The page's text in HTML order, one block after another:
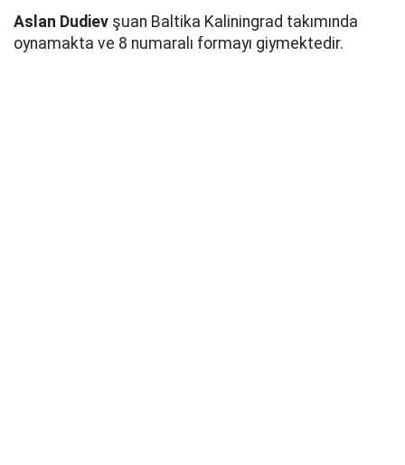
Aslan Dudiev şuan Baltika Kaliningrad takımında
oynamakta ve 8 numaralı formayı giymektedir.